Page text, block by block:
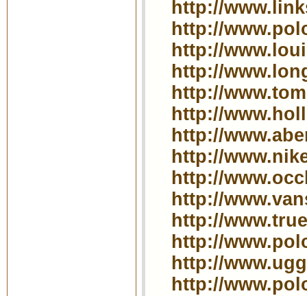
http://
http://
http://
http://
http://
http://
http://
http://
http://
http://
http://
http://
http://
http://